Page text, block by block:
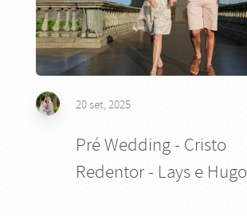
20 set, 2025
Pré Wedding - Cristo
Redentor - Lays e Hugo